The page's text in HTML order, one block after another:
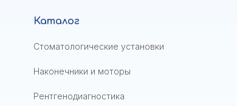
Каталог
Стоматологические установки
Наконечники и моторы
Рентгенодиагностика